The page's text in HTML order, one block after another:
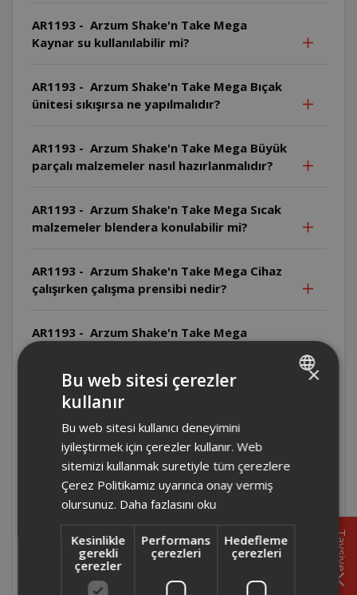
AR1193 - Arzum Shake'n Take Mega
Kaynar su kullanılabilir mi?
AR1193 - Arzum Shake'n Take Mega Bıçak
ünitesi sıkışırsa ne yapılmalıdır?
AR1193 - Arzum Shake'n Take Mega Büyük
parçalı malzemeler nasıl hazırlanmalıdır?
AR1193 - Arzum Shake'n Take Mega Sıcak
malzemeler blendera konulabilir mi?
AR1193 - Arzum Shake'n Take Mega Cihaz
çalışırken çalışma prensibi nedir?
AR1193 - Arzum Shake'n Take Mega
AR1193 - Arzum Shake'n Take Mega
Temizlikte hangi malzemeler
kullanılmamalıdır?
AR1193 - Arzum Shake'n Take Mega Bıçak
nasıl temizlenmelidir?
AR1193 - Arzum Shake'n Take Mega
Temizlik öncesi ne yapılmalıdır?
Tavsiye
×
Bu web sitesi çerezler
kullanır
Bu web sitesi kullanıcı deneyimini
iyileştirmek için çerezler kullanır. Web
sitemizi kullanmak suretiyle tüm çerezlere
Çerez Politikamız uyarınca onay vermiş
olursunuz. Daha fazlasını oku
Kesinlikle
gerekli
çerezler
Performans
çerezleri
Hedefleme
çerezleri